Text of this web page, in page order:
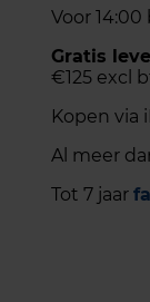
Voor
Gratis
€125 excl
Kopen via
Al meer
Tot 7 jaar